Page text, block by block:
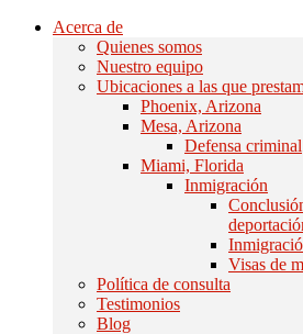
Acerca de
Quienes somos
Nuestro equipo
Ubicaciones a las que
Phoenix, Arizona
Mesa, Arizona
Defensa criminal
Miami, Florida
Inmigración
Visas de
Política de consulta
Testimonios
Blog